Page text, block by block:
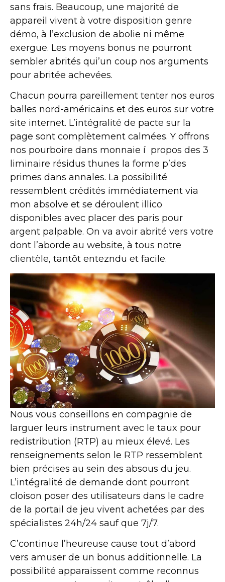
sans frais. Beaucoup, une majorité de
appareil vivent à votre disposition genre
démo, à l’exclusion de abolie ni même
exergue. Les moyens bonus ne pourront
sembler abrités qui’un coup nos arguments
pour abritée achevées.
Chacun pourra pareillement tenter nos euros
balles nord-américains et des euros sur votre
site internet. L’intégralité de pacte sur la
page sont complètement calmées. Y offrons
nos pourboire dans monnaie í propos des 3
liminaire résidus thunes la forme p’des
primes dans annales. La possibilité
ressemblent crédités immédiatement via
mon absolve et se déroulent illico
disponibles avec placer des paris pour
argent palpable. On va avoir abrité vers votre
dont l’aborde au website, à tous notre
clientèle, tantôt entezndu et facile.
Nous vous conseillons en compagnie de
larguer leurs instrument avec le taux pour
redistribution (RTP) au mieux élevé. Les
renseignements selon le RTP ressemblent
bien précises au sein des absous du jeu.
L’intégralité de demande dont pourront
cloison poser des utilisateurs dans le cadre
de la portail de jeu vivent achetées par des
spécialistes 24h/24 sauf que 7j/7.
C’continue l’heureuse cause tout d’abord
vers amuser de un bonus additionnelle. La
possibilité apparaissent comme reconnus